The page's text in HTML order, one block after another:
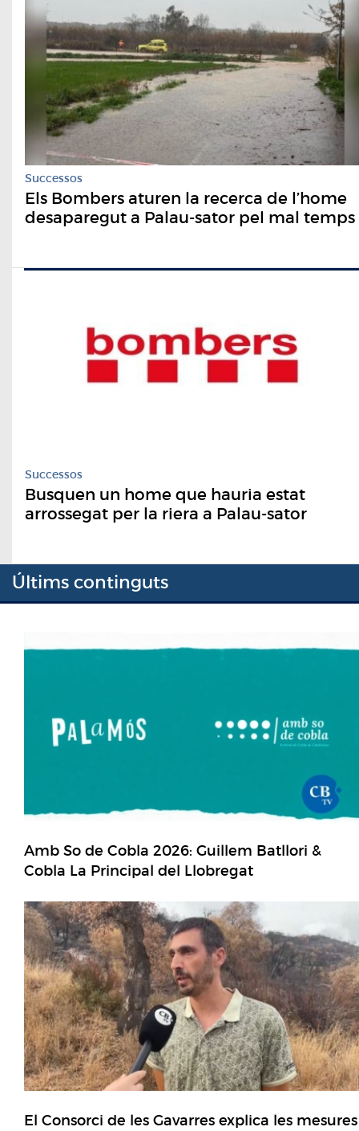
Successos
Els Bombers aturen la recerca de l’home
desaparegut a Palau-sator pel mal temps
Successos
Busquen un home que hauria estat
arrossegat per la riera a Palau-sator
Últims continguts
Amb So de Cobla 2026: Guillem Batllori &
Cobla La Principal del Llobregat
El Consorci de les Gavarres explica les mesures